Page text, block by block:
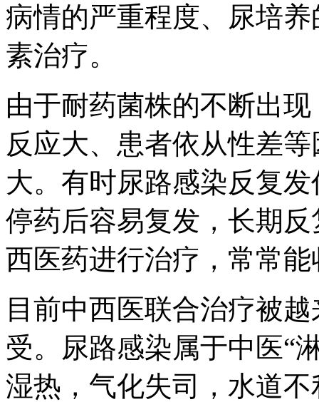
病情的严重程度、尿培
素治疗。
由于耐药菌株的不断出
反应大、患者依从性差
大。有时尿路感染反复
停药后容易复发，长期
西医药进行治疗，常常
目前中西医联合治疗被
受。尿路感染属于中医“
湿热，气化失司，水道